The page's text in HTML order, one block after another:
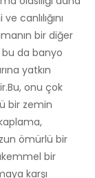
canlılığını
bir diğer
bu da banyo
yatkın
onu çok
bir zemin
ömürlü bir
bir
karşı